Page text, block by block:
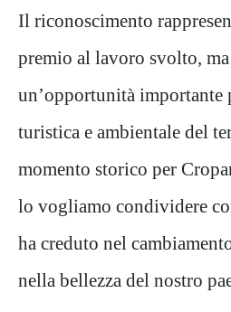
Il riconoscimento
premio al lavoro svolto, ma
un’opportunità importante
turistica e ambientale del
momento storico per
lo vogliamo condividere
ha creduto nel
nella bellezza del nostro